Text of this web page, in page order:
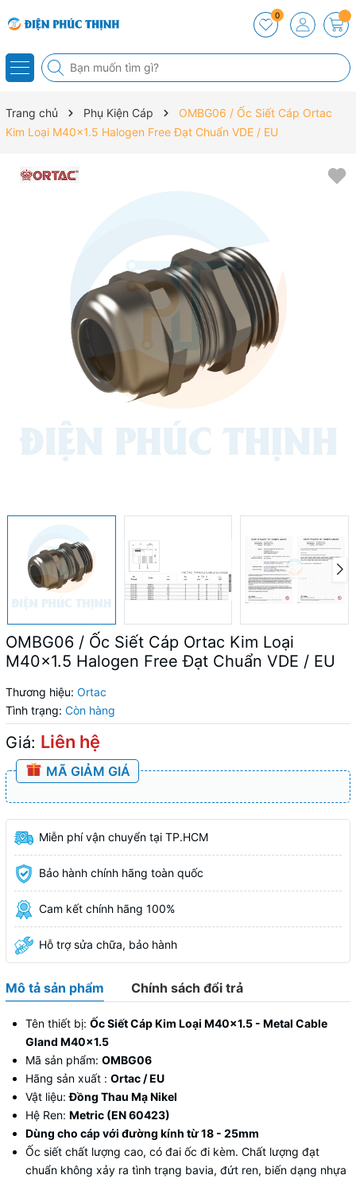
0
Trang chủ Phụ Kiện Cáp
OMBG06 / Ốc Siết Cáp Ortac
Kim Loại M40x1.5 Halogen Free Đạt Chuẩn VDE / EU
OMBG06 / Ốc Siết Cáp Ortac Kim Loại
M40x1.5 Halogen Free Đạt Chuẩn VDE / EU
Thương hiệu: Ortac
Tình trạng: Còn hàng
Giá: Liên hệ
MÃ GIẢM GIÁ
Miễn phí vận chuyển tại TP.HCM
Bảo hành chính hãng toàn quốc
Cam kết chính hãng 100%
Hỗ trợ sửa chữa, bảo hành
Mô tả sản phẩm Chính sách đổi trả
Tên thiết bị: Ốc Siết Cáp Kim Loại M40x1.5 - Metal Cable
Gland M40x1.5
Mã sản phẩm: OMBG06
Hãng sản xuất : Ortac / EU
Vật liệu:Đồng Thau Mạ Nikel
Hệ Ren: Metric (EN 60423)
Dùng cho cáp với đường kính từ 18 - 25mm
Ốc siết chất lượng cao, có đai ốc đi kèm. Chất lượng đạt
chuẩn không xảy ra tình trạng bavia, đứt ren, biến dạng nhựa